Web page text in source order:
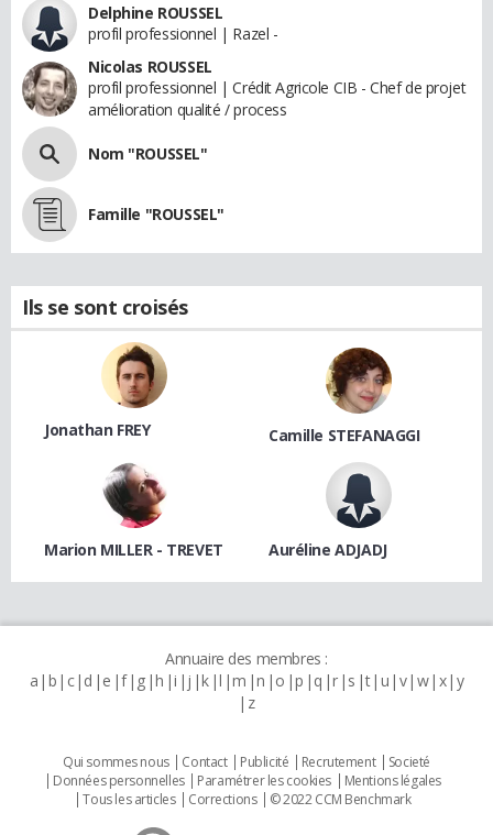
Delphine ROUSSEL
profil professionnel | Razel -
Nicolas ROUSSEL
profil professionnel | Crédit Agricole CIB - Chef de projet
amélioration qualité / process
Nom "ROUSSEL"
Famille "ROUSSEL"
Ils se sont croisés
Jonathan FREY Camille STEFANAGGI
Marion MILLER - TREVET Auréline ADJADJ
Annuaire des membres :
a b c d e f g h i j k l m n o p q r s t u v w x y
z
Qui sommes nous Contact Publicité Recrutement
Societé
Données personnelles
Paramétrer les cookies
Mentions légales
Tous les articles
Corrections © 2022 CCM Benchmark